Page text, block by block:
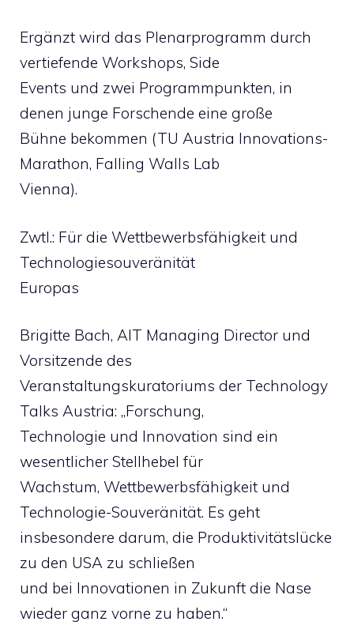
Ergänzt wird das Plenarprogramm durch
vertiefende Workshops, Side
Events und zwei Programmpunkten, in
denen junge Forschende eine große
Bühne bekommen (TU Austria Innovations-
Marathon, Falling Walls Lab
Vienna).
Zwtl.: Für die Wettbewerbsfähigkeit und
Technologiesouveränität
Europas
Brigitte Bach, AIT Managing Director und
Vorsitzende des
Veranstaltungskuratoriums der Technology
Talks Austria: „Forschung,
Technologie und Innovation sind ein
wesentlicher Stellhebel für
Wachstum, Wettbewerbsfähigkeit und
Technologie-Souveränität. Es geht
insbesondere darum, die Produktivitätslücke
zu den USA zu schließen
und bei Innovationen in Zukunft die Nase
wieder ganz vorne zu haben.“